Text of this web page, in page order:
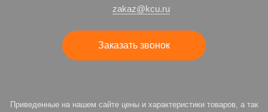
zakaz@kcu.ru
Заказать звонок
Приведенные на нашем сайте цены и характеристики товаров, а так